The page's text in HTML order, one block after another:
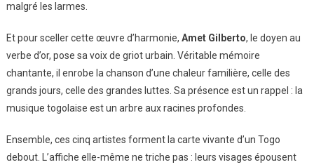
malgré les larmes.
Et pour sceller cette œuvre d’harmonie, Amet Gilberto, le doyen au
verbe d’or, pose sa voix de griot urbain. Véritable mémoire
chantante, il enrobe la chanson d’une chaleur familière, celle des
grands jours, celle des grandes luttes. Sa présence est un rappel : la
musique togolaise est un arbre aux racines profondes.
Ensemble, ces cinq artistes forment la carte vivante d’un Togo
debout. L’affiche elle-même ne triche pas : leurs visages épousent